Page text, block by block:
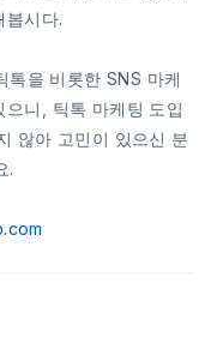
봅시다.
톡을 비롯한 SNS 마케
니, 틱톡 마케팅 도입
않아 고민이 있으신 분
.